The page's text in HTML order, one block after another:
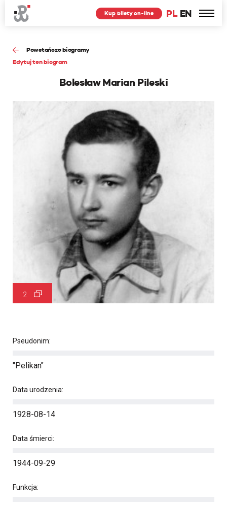
PL EN
Kup bilety on-line
Powstańcze biogramy
Edytuj ten biogram
Bolesław Marian Pileski
2
Pseudonim:
"Pelikan"
Data urodzenia:
1928-08-14
Data śmierci:
1944-09-29
Funkcja: